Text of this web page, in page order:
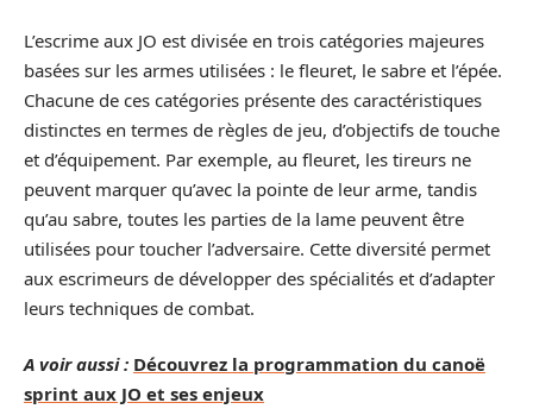
L’escrime aux JO est divisée en trois catégories majeures
basées sur les armes utilisées : le fleuret, le sabre et l’épée.
Chacune de ces catégories présente des caractéristiques
distinctes en termes de règles de jeu, d’objectifs de touche
et d’équipement. Par exemple, au fleuret, les tireurs ne
peuvent marquer qu’avec la pointe de leur arme, tandis
qu’au sabre, toutes les parties de la lame peuvent être
utilisées pour toucher l’adversaire. Cette diversité permet
aux escrimeurs de développer des spécialités et d’adapter
leurs techniques de combat.
A voir aussi : Découvrez la programmation du canoë
sprint aux JO et ses enjeux